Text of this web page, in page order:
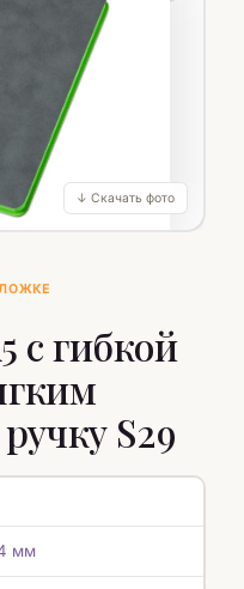
↓ Скачать фото
с гибкой
S29
мм